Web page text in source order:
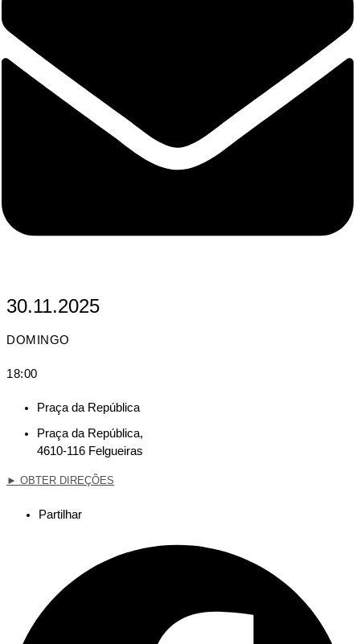
30.11.2025
DOMINGO
18:00
Praça da República
Praça da República,
4610-116 Felgueiras
► OBTER DIREÇÕES
Partilhar